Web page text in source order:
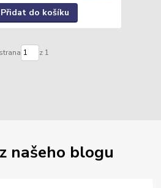
Přidat do košíku
strana z 1
našeho blogu